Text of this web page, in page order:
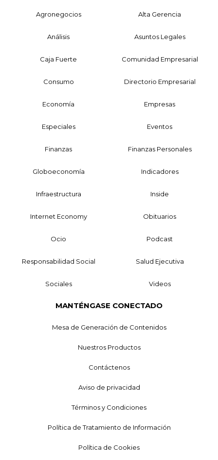
Agronegocios Alta Gerencia
Análisis Asuntos Legales
Caja Fuerte Comunidad Empresarial
Consumo Directorio Empresarial
Economía Empresas
Especiales Eventos
Finanzas Finanzas Personales
Globoeconomía Indicadores
Infraestructura Inside
Internet Economy Obituarios
Ocio Podcast
Responsabilidad Social Salud Ejecutiva
Sociales Videos
MANTÉNGASE CONECTADO
Mesa de Generación de Contenidos
Nuestros Productos
Contáctenos
Aviso de privacidad
Términos y Condiciones
Política de Tratamiento de Información
Política de Cookies